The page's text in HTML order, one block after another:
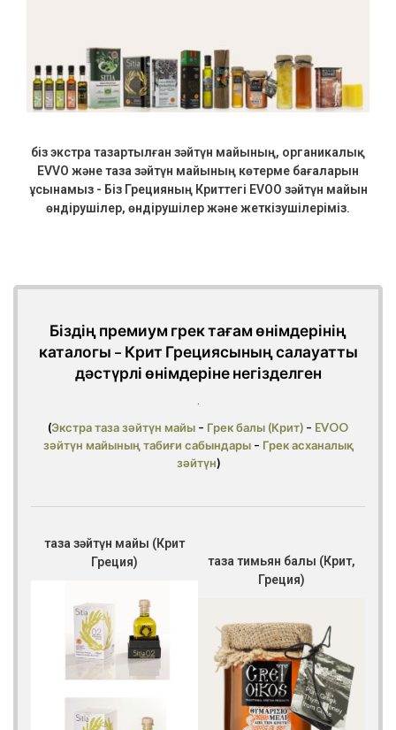
біз экстра тазартылған зәйтүн майының, органикалық
EVVO және таза зәйтүн майының көтерме бағаларын
ұсынамыз - Біз Грецияның Криттегі EVOO зәйтүн майын
өндірушілер, өндірушілер және жеткізушілеріміз.
Біздің премиум грек тағам өнімдерінің
каталогы – Крит Грециясының салауатты
дәстүрлі өнімдеріне негізделген
(Экстра таза зәйтүн майы – Грек балы (Крит) – EVOO
зәйтүн майының табиғи сабындары– Грек асханалық
зәйтүн)
таза зәйтүн майы (Крит
Греция)
таза тимьян балы (Крит,
Греция)